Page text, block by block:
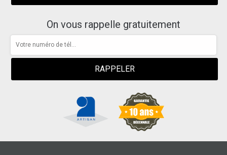
On vous rappelle gratuitement